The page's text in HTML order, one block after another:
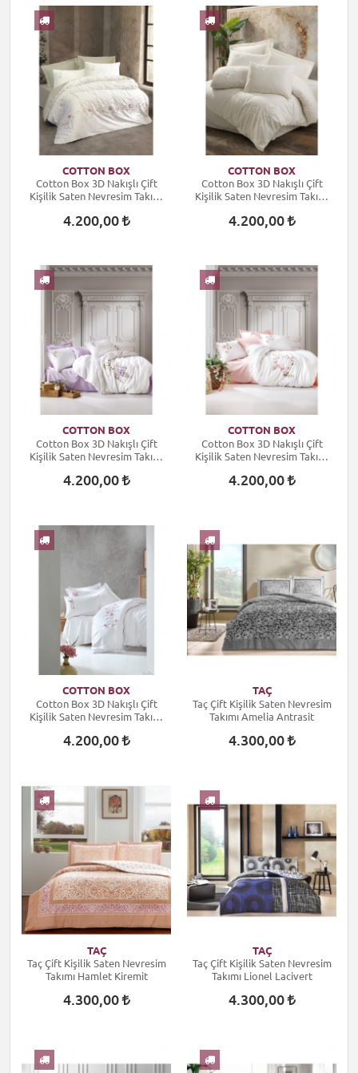
COTTON BOX
Cotton Box 3D Nakışlı Çift
Kişilik Saten Nevresim Takımı
4.200,00
COTTON BOX
Cotton Box 3D Nakışlı Çift
Kişilik Saten Nevresim Takımı
4.200,00
COTTON BOX
Cotton Box 3D Nakışlı Çift
Kişilik Saten Nevresim Takımı
4.200,00
COTTON BOX
Cotton Box 3D Nakışlı Çift
Kişilik Saten Nevresim Takımı
4.200,00
COTTON BOX
Cotton Box 3D Nakışlı Çift
Kişilik Saten Nevresim Takımı
4.200,00
TAÇ
Taç Çift Kişilik Saten Nevresim
Takımı Amelia Antrasit
4.300,00
TAÇ
Taç Çift Kişilik Saten Nevresim
Takımı Hamlet Kiremit
4.300,00
TAÇ
Taç Çift Kişilik Saten Nevresim
Takımı Lionel Lacivert
4.300,00